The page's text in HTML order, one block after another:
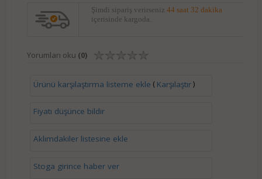
Şimdi sipariş verirseniz 44 saat 32 dakika
içerisinde kargoda.
Yorumları oku (0)
Ürünü karşılaştırma listeme ekle ( Karşılaştır)
Fiyatı düşünce bildir
Aklımdakiler listesine ekle
Stoga girince haber ver